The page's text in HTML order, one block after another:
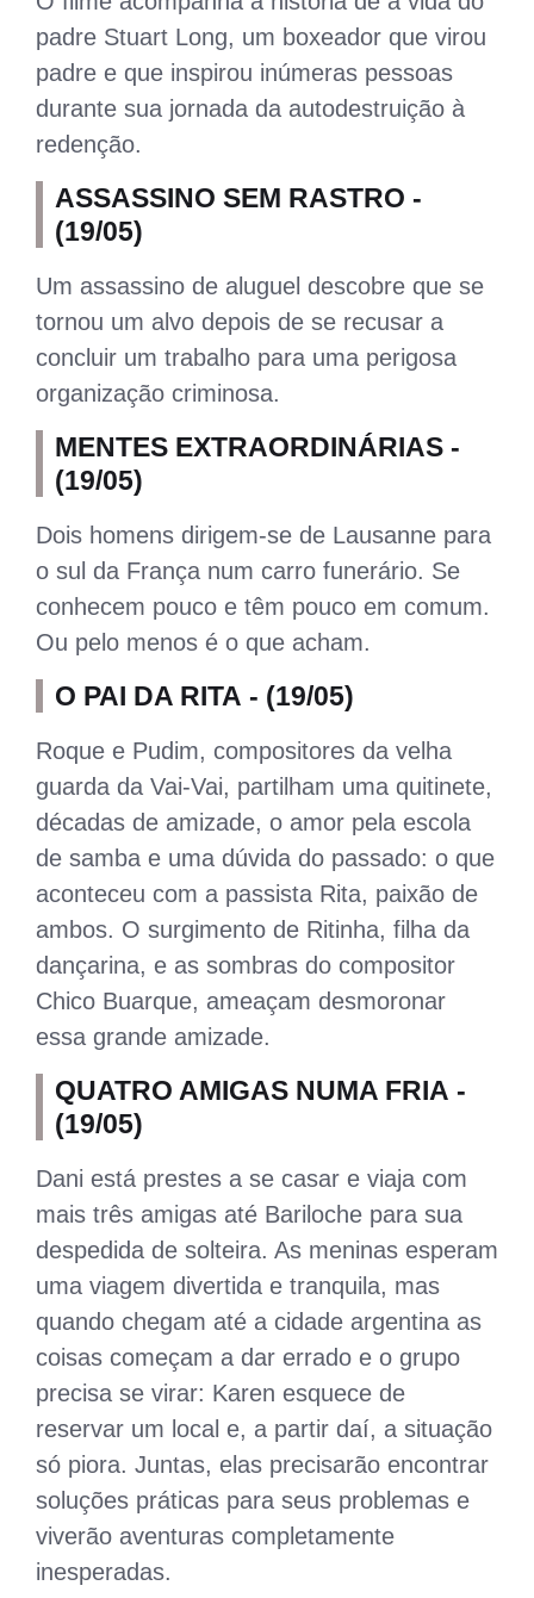
padre Stuart Long, um boxeador que virou
padre e que inspirou inúmeras pessoas
durante sua jornada da autodestruição à
redenção.
ASSASSINO SEM RASTRO -
(19/05)
Um assassino de aluguel descobre que se
tornou um alvo depois de se recusar a
concluir um trabalho para uma perigosa
organização criminosa.
MENTES EXTRAORDINÁRIAS -
(19/05)
Dois homens dirigem-se de Lausanne para
o sul da França num carro funerário. Se
conhecem pouco e têm pouco em comum.
Ou pelo menos é o que acham.
O PAI DA RITA - (19/05)
Roque e Pudim, compositores da velha
guarda da Vai-Vai, partilham uma quitinete,
décadas de amizade, o amor pela escola
de samba e uma dúvida do passado: o que
aconteceu com a passista Rita, paixão de
ambos. O surgimento de Ritinha, filha da
dançarina, e as sombras do compositor
Chico Buarque, ameaçam desmoronar
essa grande amizade.​
QUATRO AMIGAS NUMA FRIA -
(19/05)
Dani está prestes a se casar e viaja com
mais três amigas até Bariloche para sua
despedida de solteira. As meninas esperam
uma viagem divertida e tranquila, mas
quando chegam até a cidade argentina as
coisas começam a dar errado e o grupo
precisa se virar: Karen esquece de
reservar um local e, a partir daí, a situação
só piora. Juntas, elas precisarão encontrar
soluções práticas para seus problemas e
viverão aventuras completamente
inesperadas.